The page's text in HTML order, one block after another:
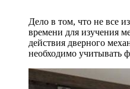
Дело в том, что не все
времени для изучения
действия дверного
необходимо учитывать